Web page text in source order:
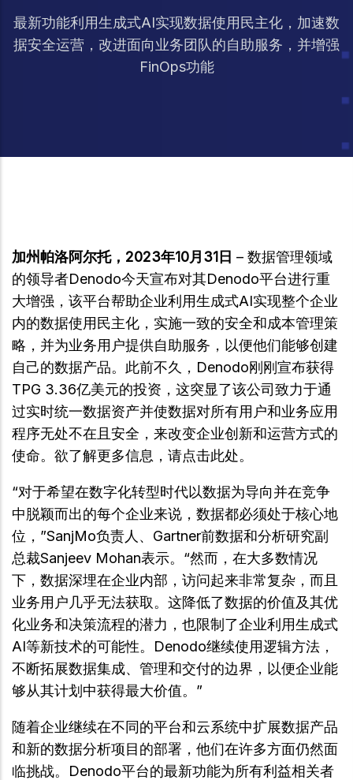
最新功能利用生成式AI实现数据使用民主化，加速数
据安全运营，改进面向业务团队的自助服务，并增强
FinOps功能
加州帕洛阿尔托，2023年10月31日 – 数据管理领域
的领导者Denodo今天宣布对其Denodo平台进行重
大增强，该平台帮助企业利用生成式AI实现整个企业
内的数据使用民主化，实施一致的安全和成本管理策
略，并为业务用户提供自助服务，以便他们能够创建
自己的数据产品。此前不久，Denodo刚刚宣布获得
TPG 3.36亿美元的投资，这突显了该公司致力于通
过实时统一数据资产并使数据对所有用户和业务应用
程序无处不在且安全，来改变企业创新和运营方式的
使命。欲了解更多信息，请点击此处。
“对于希望在数字化转型时代以数据为导向并在竞争
中脱颖而出的每个企业来说，数据都必须处于核心地
位，”SanjMo负责人、Gartner前数据和分析研究副
总裁Sanjeev Mohan表示。“然而，在大多数情况
下，数据深埋在企业内部，访问起来非常复杂，而且
业务用户几乎无法获取。这降低了数据的价值及其优
化业务和决策流程的潜力，也限制了企业利用生成式
AI等新技术的可能性。Denodo继续使用逻辑方法，
不断拓展数据集成、管理和交付的边界，以便企业能
够从其计划中获得最大价值。”
随着企业继续在不同的平台和云系统中扩展数据产品
和新的数据分析项目的部署，他们在许多方面仍然面
临挑战。Denodo平台的最新功能为所有利益相关者